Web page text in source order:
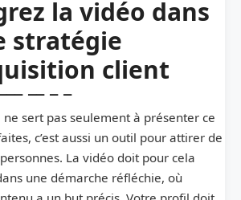
la vidéo dans
stratégie
client
sert pas seulement à présenter ce
c’est aussi un outil pour attirer de
La vidéo doit pour cela
une démarche réfléchie, où